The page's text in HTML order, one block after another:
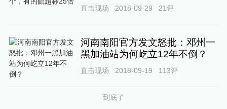
直击现场 2018-09-29 21评
河南南阳官方发文怒批：邓州一
黑加油站为何屹立12年不倒？
直击现场 2018-09-19 113评
到底了